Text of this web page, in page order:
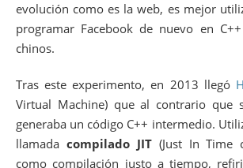
evolución como es la web, es mejor
programar Facebook de nuevo en
chinos.
Tras este experimento, en 2013 llegó
Virtual Machine) que al contrario que
generaba un código C++ intermedio.
llamada compilado JIT(Just In Time
como compilación justo a tiempo,